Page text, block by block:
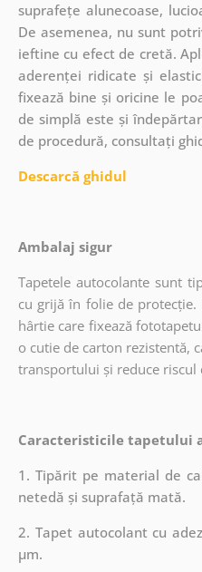
suprafețe alunecoase,
De asemenea, nu sunt
ieftine cu efect de cretă.
aderenței ridicate și
fixează bine și oricine le
de simplă este și
de procedură, consultați
Descarcă ghidul
Ambalaj sigur
Tapetele autocolante sunt
cu grijă în folie de
hârtie care fixează
o cutie de carton rezistentă,
transportului și reduce riscul
Caracteristicile tapetului
1. Tipărit pe material de
netedă și suprafață mată.
2. Tapet autocolant cu
µm.